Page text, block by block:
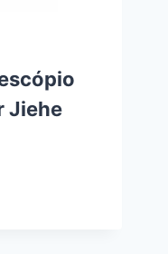
Jiehe